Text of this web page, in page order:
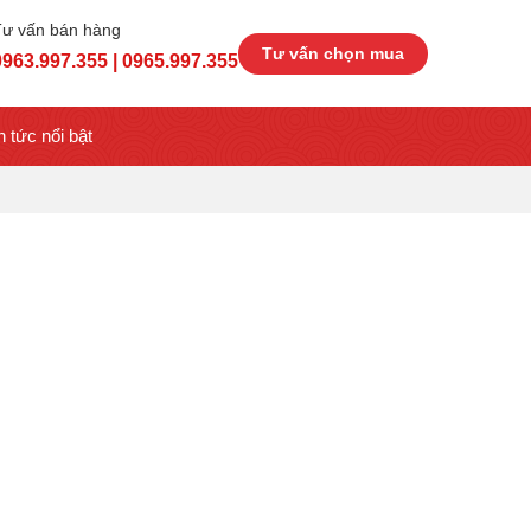
vấn bán hàng
| 0965.997.355 Tư vấn chọn mua
tức nổi bật